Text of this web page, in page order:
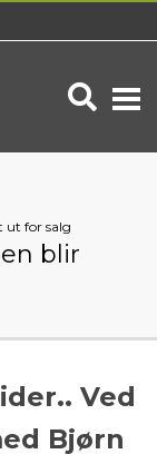
ut for salg
blir
Ved
Bjørn